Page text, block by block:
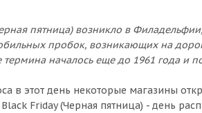
пятница) возникло в
пробок, возникающих на
термина началось еще до 1961 года
в этот день некоторые магазины
Friday (Черная пятница) - день